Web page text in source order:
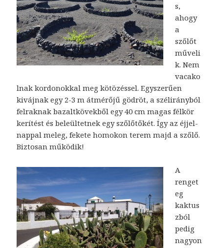
s,
ahogy
a
szőlőt
műveli
k. Nem
vacako
lnak kordonokkal meg kötözéssel. Egyszerűen
kivájnak egy 2-3 m átmérőjű gödröt, a szélirányból
felraknak bazaltkövekből egy 40 cm magas félkör
kerítést és beleültetnek egy szőlőtőkét. Így az éjjel-
nappal meleg, fekete homokon terem majd a szőlő.
Biztosan működik!
A
renget
eg
kaktus
zból
pedig
nagyon